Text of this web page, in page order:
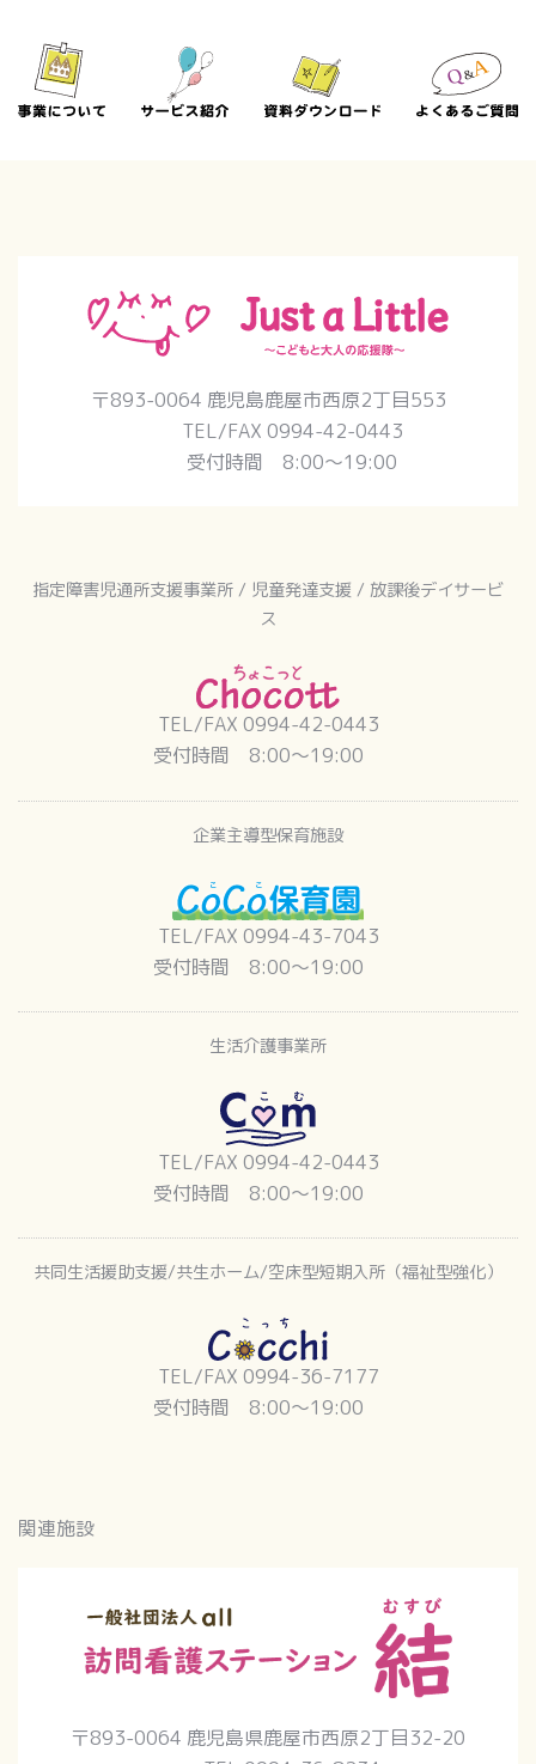
〒893-0064 鹿児島鹿屋市西原2丁目553
TEL/FAX 0994-42-0443
受付時間 8:00〜19:00
指定障害児通所支援事業所 / 児童発達支援 / 放課後デイサービ
ス
TEL/FAX 0994-42-0443
受付時間 8:00〜19:00
企業主導型保育施設
TEL/FAX 0994-43-7043
受付時間 8:00〜19:00
生活介護事業所
TEL/FAX 0994-42-0443
受付時間 8:00〜19:00
共同生活援助支援/共生ホーム/空床型短期入所（福祉型強化）
TEL/FAX 0994-36-7177
受付時間 8:00〜19:00
関連施設
〒893-0064 鹿児島県鹿屋市西原2丁目32-20